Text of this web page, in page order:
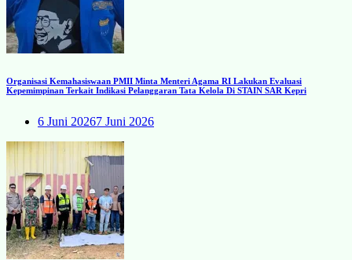
Organisasi Kemahasiswaan PMII Minta Menteri Agama RI Lakukan Evaluasi
Kepemimpinan Terkait Indikasi Pelanggaran Tata Kelola Di STAIN SAR Kepri
6 Juni 20267 Juni 2026